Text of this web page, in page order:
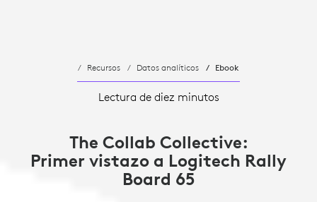
Recursos Datos analíticos Ebook
Lectura de diez minutos
The Collab Collective:
Primer vistazo a Logitech Rally
Board 65